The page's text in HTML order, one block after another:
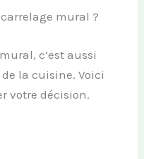
mural ?
c’est aussi
la cuisine. Voici
votre décision.